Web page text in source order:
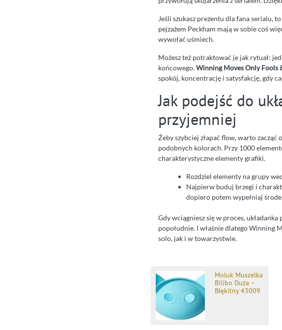
Jeśli szukasz prezentu dla fana serialu,
pejzażem Peckham mają w sobie coś
wywołać uśmiech.
Możesz też potraktować je jak rytuał:
końcowego.Winning Moves Only Fools
spokój, koncentrację i satysfakcję, gdy
Jak podejść do
przyjemniej
Żeby szybciej złapać flow, warto
podobnych kolorach. Przy 1000
charakterystyczne elementy grafiki.
Rozdziel elementy na grupy
Najpierw buduj brzegi i
dopiero potem wypełniaj
Gdy wciągniesz się w proces, układanka
popołudnie. I właśnie dlatego Winning
solo, jak i w towarzystwie.
Moluk Muszelka
Bilibo Duża –
Błękitny 43009